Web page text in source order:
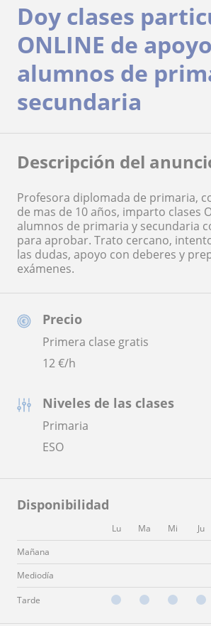
Precio
Primera clase gratis
12€/h
Niveles de las clases
Primaria
ESO
Disponibilidad
Lu Ma Mi Ju
Mañana
Mediodía
Tarde
Doy clases
ONLINE de
alumnos de
secundaria
Descripción del
Profesora diplomada de primaria,
de mas de 10 años, imparto clases
alumnos de primaria y secundaria
para aprobar. Trato cercano,
las dudas, apoyo con deberes y
exámenes.